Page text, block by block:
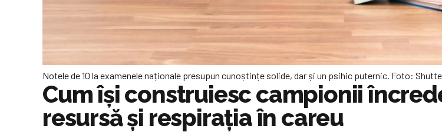
Notele de 10 la examenele naționale presupun cunoștințe solide, dar și un psihic puternic. Foto:
Cum își construiesc campionii
resursă și respirația în careu